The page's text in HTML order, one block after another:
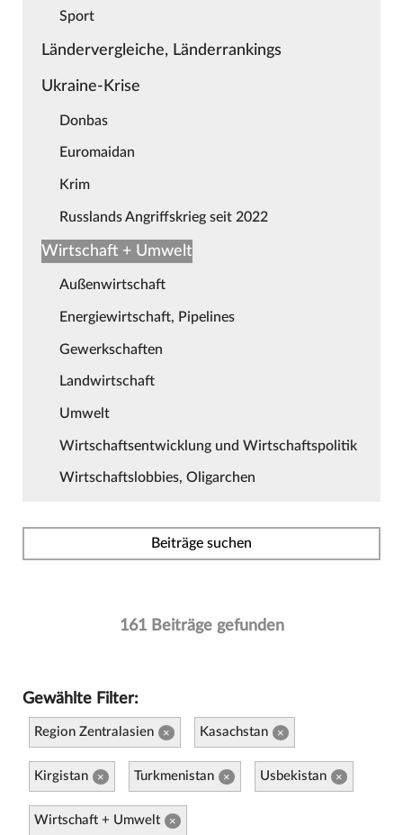
Sport
Ländervergleiche, Länderrankings
Ukraine-Krise
Donbas
Euromaidan
Krim
Russlands Angriffskrieg seit 2022
Wirtschaft + Umwelt
Außenwirtschaft
Energiewirtschaft, Pipelines
Gewerkschaften
Landwirtschaft
Umwelt
Wirtschaftsentwicklung und Wirtschaftspolitik
Wirtschaftslobbies, Oligarchen
Beiträge suchen
161 Beiträge gefunden
Gewählte Filter:
Region Zentralasien × Kasachstan ×
Kirgistan × Turkmenistan × Usbekistan ×
Wirtschaft + Umwelt ×